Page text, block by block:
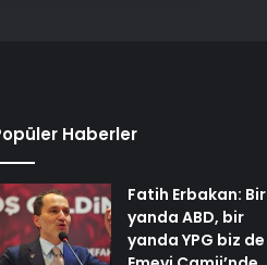
Haberler
Fatih Erbakan: Bir
yanda ABD, bir
yanda YPG biz de